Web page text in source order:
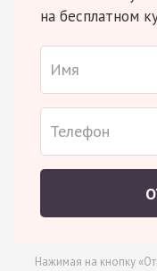
на бесплатном
Нажимая на кнопку